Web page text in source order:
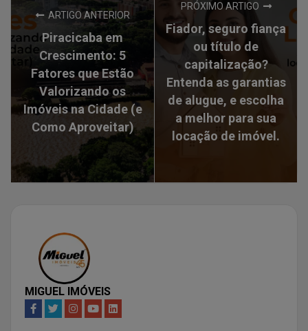
ARTIGO ANTERIOR
Piracicaba em
Crescimento: 5
Fatores que Estão
Valorizando os
Imóveis na Cidade (e
Como Aproveitar)
PRÓXIMO ARTIGO
Fiador, seguro fiança
ou título de
capitalização?
Entenda as garantias
de alugue, e escolha
a melhor para sua
locação de imóvel.
MIGUEL IMÓVEIS